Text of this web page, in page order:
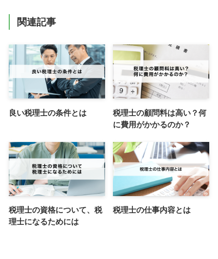
関連記事
良い税理士の条件とは
税理士の顧問料は高い？何
に費用がかかるのか？
税理士の資格について、税
理士になるためには
税理士の仕事内容とは